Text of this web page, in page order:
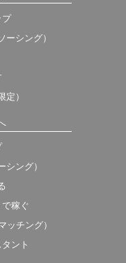
プ
ーシング）
定）
シング）
稼ぐ
ッチング）
ント